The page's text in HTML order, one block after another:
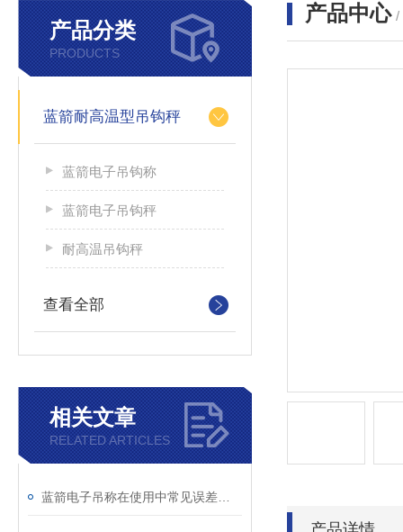
产品分类
PRODUCTS
蓝箭耐高温型吊钩秤
蓝箭电子吊钩称
蓝箭电子吊钩秤
耐高温吊钩秤
查看全部
相关文章
RELATED ARTICLES
产品中心 /